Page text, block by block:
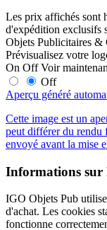
Les prix affichés sont
d'expédition
Objets Publicitaires &
Prévisualisez votre
On Off Voir
Off
Aperçu généré
Cette image est un
peut différer du rendu
envoyé avant la mise
Informations sur
IGO Objets Pub
d'achat. Les cookies
fonctionne